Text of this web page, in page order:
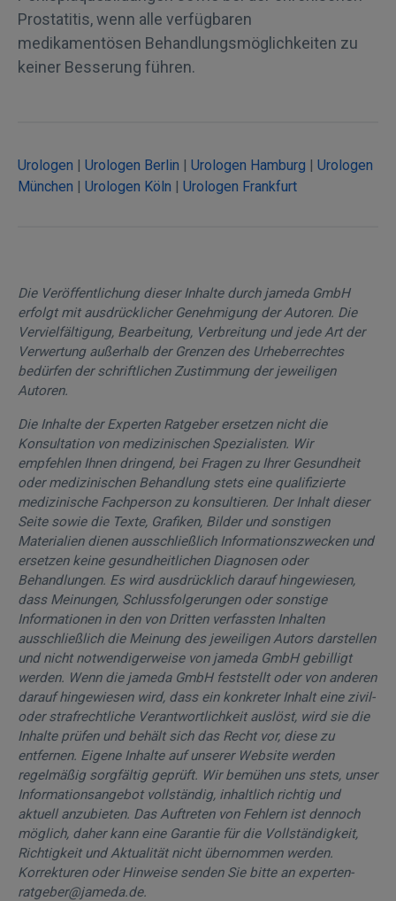
Prostatitis, wenn alle verfügbaren
medikamentösen Behandlungsmöglichkeiten zu
keiner Besserung führen.
Urologen Urologen Berlin Urologen Hamburg
Urologen
München
Urologen Köln Urologen Frankfurt
Die Veröffentlichung dieser Inhalte durch jameda GmbH
erfolgt mit ausdrücklicher Genehmigung der Autoren. Die
Vervielfältigung, Bearbeitung, Verbreitung und jede Art der
Verwertung außerhalb der Grenzen des Urheberrechtes
bedürfen der schriftlichen Zustimmung der jeweiligen
Autoren.
Die Inhalte der Experten Ratgeber ersetzen nicht die
Konsultation von medizinischen Spezialisten. Wir
empfehlen Ihnen dringend, bei Fragen zu Ihrer Gesundheit
oder medizinischen Behandlung stets eine qualifizierte
medizinische Fachperson zu konsultieren. Der Inhalt dieser
Seite sowie die Texte, Grafiken, Bilder und sonstigen
Materialien dienen ausschließlich Informationszwecken und
ersetzen keine gesundheitlichen Diagnosen oder
Behandlungen. Es wird ausdrücklich darauf hingewiesen,
dass Meinungen, Schlussfolgerungen oder sonstige
Informationen in den von Dritten verfassten Inhalten
ausschließlich die Meinung des jeweiligen Autors darstellen
und nicht notwendigerweise von jameda GmbH gebilligt
werden. Wenn die jameda GmbH feststellt oder von anderen
darauf hingewiesen wird, dass ein konkreter Inhalt eine zivil-
oder strafrechtliche Verantwortlichkeit auslöst, wird sie die
Inhalte prüfen und behält sich das Recht vor, diese zu
entfernen. Eigene Inhalte auf unserer Website werden
regelmäßig sorgfältig geprüft. Wir bemühen uns stets, unser
Informationsangebot vollständig, inhaltlich richtig und
aktuell anzubieten. Das Auftreten von Fehlern ist dennoch
möglich, daher kann eine Garantie für die Vollständigkeit,
Richtigkeit und Aktualität nicht übernommen werden.
Korrekturen oder Hinweise senden Sie bitte an experten-
ratgeber@jameda.de.